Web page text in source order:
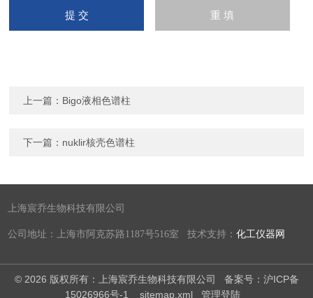
上一篇： Bigo液相色谱柱
下一篇： nuklir核壳色谱柱
上海宸乔生物科技有限公司
公司地址：上海市阿克苏路1187号516室 技术支持：化工仪器网
© 2026 版权所有：上海宸乔生物科技有限公司 备案号：沪ICP备
15026966号-1
sitemap.xml 管理登陆